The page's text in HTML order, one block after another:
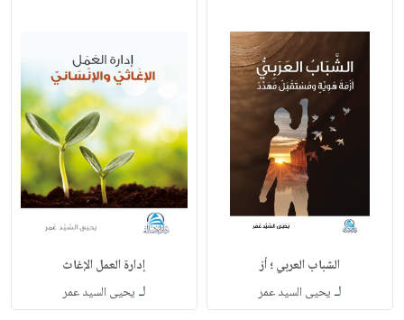
الشباب العربي ؛ أز
لـ ‏يحيى السيد عمر
إدارة العمل الإغاث
لـ يحيى السيد عمر